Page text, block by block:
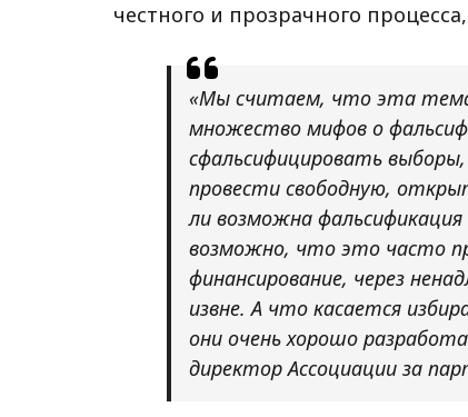
честного и прозрачного
«Мы считаем, что эта
множество мифов о
сфальсифицировать
провести свободную,
ли возможна
возможно, что это часто
финансирование, через
извне. А что касается
они очень хорошо
директор Ассоциации за